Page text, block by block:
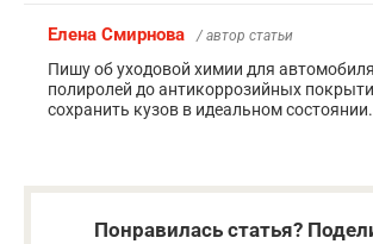
Елена Смирнова / автор статьи
Пишу об уходовой химии для
полиролей до антикоррозийных
сохранить кузов в идеальном состоянии.
Понравилась статья?